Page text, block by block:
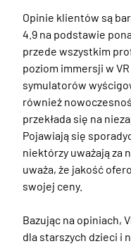
Opinie klientów są
4.9 na podstawie
przede wszystkim
poziom immersji w
symulatorów
również
przekłada się na
Pojawiają się
niektórzy uważają za
uważa, że jakość
swojej ceny.
Bazując na opiniach,
dla starszych dzieci i